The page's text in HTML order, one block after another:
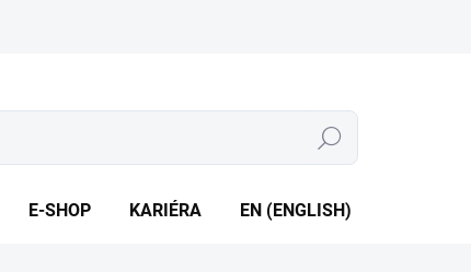
Hledat
E-SHOP KARIÉRA EN (ENGLISH)